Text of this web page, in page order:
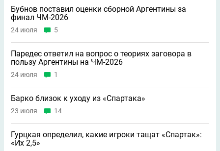
Бубнов поставил оценки сборной Аргентины за
финал ЧМ-2026
24 июля 5
Паредес ответил на вопрос о теориях заговора в
пользу Аргентины на ЧМ-2026
24 июля 1
Барко близок к уходу из «Спартака»
23 июля 14
Гурцкая определил, какие игроки тащат «Спартак»:
«Их 2,5»